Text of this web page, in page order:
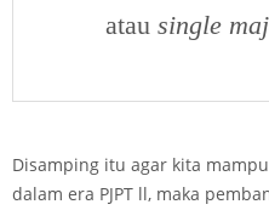
atau single
Disamping itu agar kita
dalam era PJPT ll, maka